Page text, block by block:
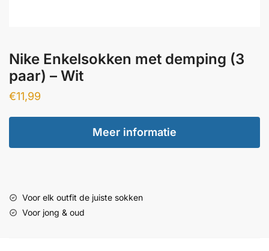
Nike Enkelsokken met demping (3
paar) – Wit
€11,99
Meer informatie
Voor elk outfit de juiste sokken
Voor jong & oud